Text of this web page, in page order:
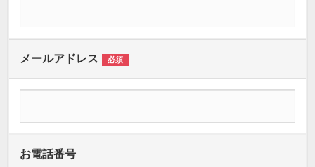
メールアドレス 必須
お電話番号